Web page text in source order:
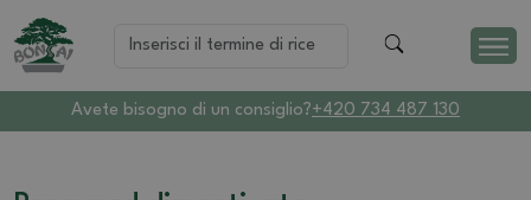
Avete bisogno di un consiglio?+420 734 487 130